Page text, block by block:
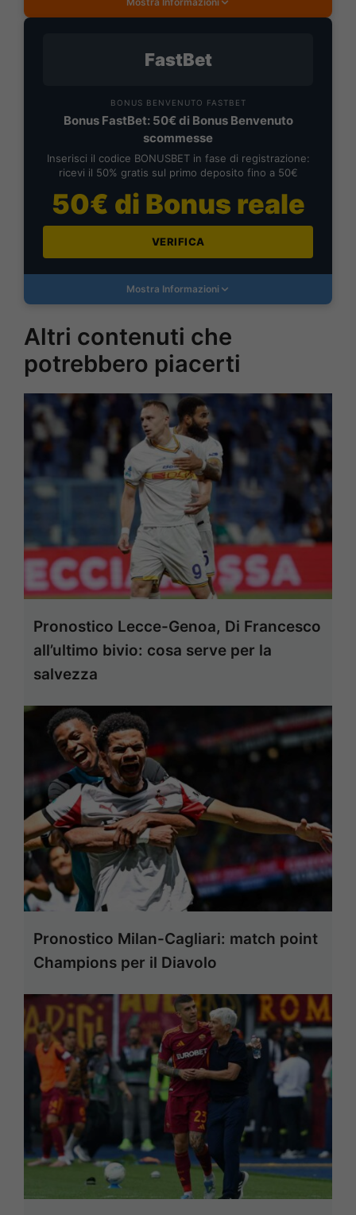
FastBet
BONUS BENVENUTO FASTBET
Bonus FastBet: 50€ di Bonus Benvenuto
scommesse
Inserisci il codice BONUSBET in fase di registrazione:
ricevi il 50% gratis sul primo deposito fino a 50€
50€ di Bonus reale
VERIFICA
Mostra Informazioni
Altri contenuti che
potrebbero piacerti
Pronostico Lecce-Genoa, Di Francesco
all’ultimo bivio: cosa serve per la
salvezza
Pronostico Milan-Cagliari: match point
Champions per il Diavolo